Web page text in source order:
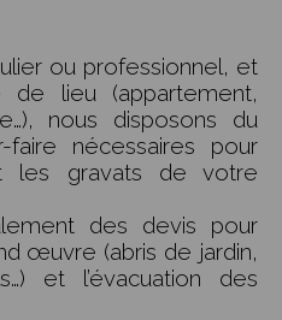
ou professionnel, et
lieu (appartement,
nous disposons du
nécessaires pour
les gravats de votre
des devis pour
œuvre (abris de jardin,
et l’évacuation des